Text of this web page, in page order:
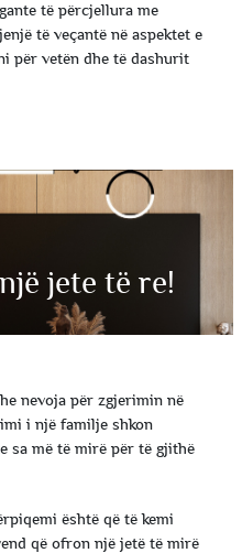
të përcjellura me
të veçantë në aspektet e
për vetën dhe të dashurit
jete të re!
nevoja për zgjerimin në
i një familje shkon
sa më të mirë për të gjithë
është që të kemi
që ofron një jetë të mirë